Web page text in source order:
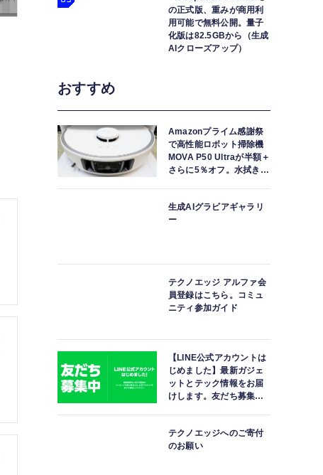
の正式版、重みが商用利
用可能で無料公開。量子
化版は82.5GBから（生成
AIクローズアップ）
おすすめ
Amazonプライム感謝祭
で高性能ロボット掃除機
MOVA P50 Ultraが半額＋
さらに5％オフ。水拭きモ
生成AIグラビアギャラリ
ー
テクノエッジ アルファ会
員登録はこちら。コミュ
ニティ参加ガイド
【LINE公式アカウントは
じめました】最新ガジェ
ットとテック情報をお届
けします。友だち募集
テクノエッジへのご寄付
のお願い